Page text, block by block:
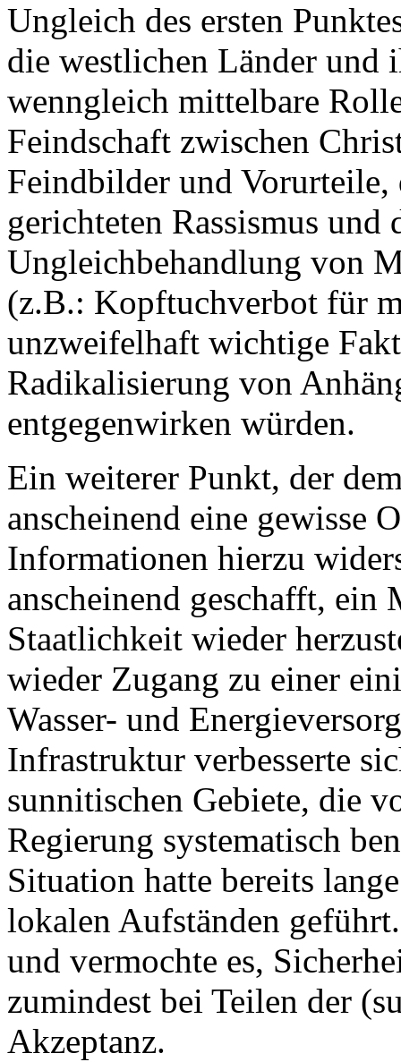
Ungleich des ersten
die westlichen Länder und
wenngleich mittelbare
Feindschaft zwischen
Feindbilder und
gerichteten Rassismus
Ungleichbehandlung von
(z.B.: Kopftuchverbot für
unzweifelhaft wichtige
Radikalisierung von
entgegenwirken würden.
Ein weiterer Punkt, der
anscheinend eine gewisse
Informationen hierzu
anscheinend geschafft,
Staatlichkeit wieder
wieder Zugang zu einer
Wasser- und
Infrastruktur verbesserte
sunnitischen Gebiete, die
Regierung systematisch
Situation hatte bereits
lokalen Aufständen
und vermochte es,
zumindest bei Teilen der
Akzeptanz.